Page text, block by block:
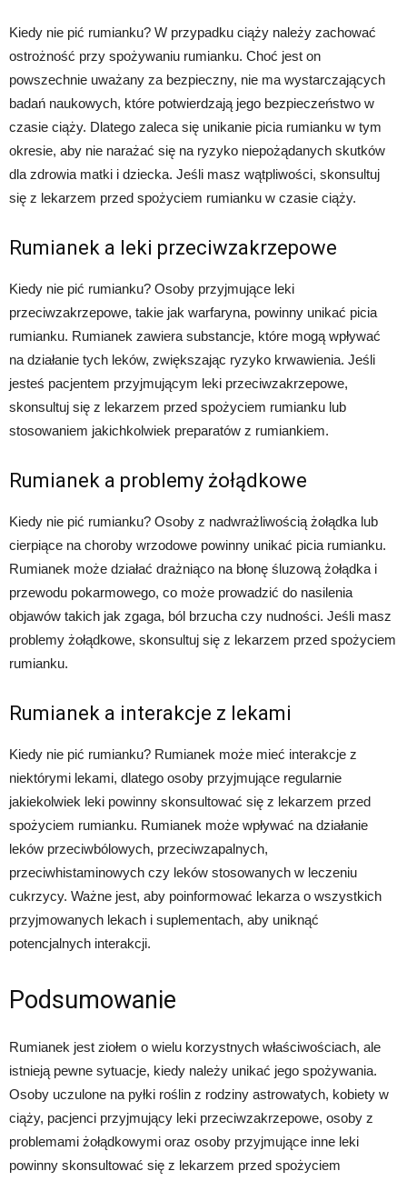
Kiedy nie pić rumianku? W przypadku ciąży należy zachować
ostrożność przy spożywaniu rumianku. Choć jest on
powszechnie uważany za bezpieczny, nie ma wystarczających
badań naukowych, które potwierdzają jego bezpieczeństwo w
czasie ciąży. Dlatego zaleca się unikanie picia rumianku w tym
okresie, aby nie narażać się na ryzyko niepożądanych skutków
dla zdrowia matki i dziecka. Jeśli masz wątpliwości, skonsultuj
się z lekarzem przed spożyciem rumianku w czasie ciąży.
Rumianek a leki przeciwzakrzepowe
Kiedy nie pić rumianku? Osoby przyjmujące leki
przeciwzakrzepowe, takie jak warfaryna, powinny unikać picia
rumianku. Rumianek zawiera substancje, które mogą wpływać
na działanie tych leków, zwiększając ryzyko krwawienia. Jeśli
jesteś pacjentem przyjmującym leki przeciwzakrzepowe,
skonsultuj się z lekarzem przed spożyciem rumianku lub
stosowaniem jakichkolwiek preparatów z rumiankiem.
Rumianek a problemy żołądkowe
Kiedy nie pić rumianku? Osoby z nadwrażliwością żołądka lub
cierpiące na choroby wrzodowe powinny unikać picia rumianku.
Rumianek może działać drażniąco na błonę śluzową żołądka i
przewodu pokarmowego, co może prowadzić do nasilenia
objawów takich jak zgaga, ból brzucha czy nudności. Jeśli masz
problemy żołądkowe, skonsultuj się z lekarzem przed spożyciem
rumianku.
Rumianek a interakcje z lekami
Kiedy nie pić rumianku? Rumianek może mieć interakcje z
niektórymi lekami, dlatego osoby przyjmujące regularnie
jakiekolwiek leki powinny skonsultować się z lekarzem przed
spożyciem rumianku. Rumianek może wpływać na działanie
leków przeciwbólowych, przeciwzapalnych,
przeciwhistaminowych czy leków stosowanych w leczeniu
cukrzycy. Ważne jest, aby poinformować lekarza o wszystkich
przyjmowanych lekach i suplementach, aby uniknąć
potencjalnych interakcji.
Podsumowanie
Rumianek jest ziołem o wielu korzystnych właściwościach, ale
istnieją pewne sytuacje, kiedy należy unikać jego spożywania.
Osoby uczulone na pyłki roślin z rodziny astrowatych, kobiety w
ciąży, pacjenci przyjmujący leki przeciwzakrzepowe, osoby z
problemami żołądkowymi oraz osoby przyjmujące inne leki
powinny skonsultować się z lekarzem przed spożyciem